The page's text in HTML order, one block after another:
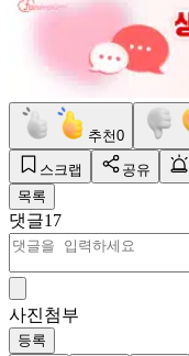
추천0
스크랩 공유
목록
댓글17
사진첨부
등록